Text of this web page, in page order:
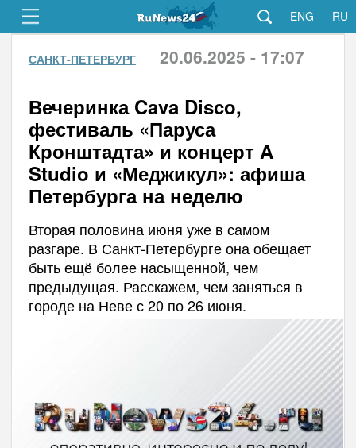
ENG | RU
САНКТ-ПЕТЕРБУРГ 20.06.2025 - 17:07
Вечеринка Cava Disco,
фестиваль «Паруса
Кронштадта» и концерт A
Studio и «Меджикул»: афиша
Петербурга на неделю
Вторая половина июня уже в самом
разгаре. В Санкт-Петербурге она обещает
быть ещё более насыщенной, чем
предыдущая. Расскажем, чем заняться в
городе на Неве с 20 по 26 июня.